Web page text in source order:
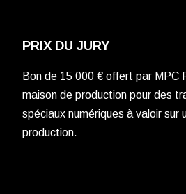
PRIX DU JURY
Bon de 15 000 € offert par MPC
maison de production pour des
spéciaux numériques à valoir sur
production.